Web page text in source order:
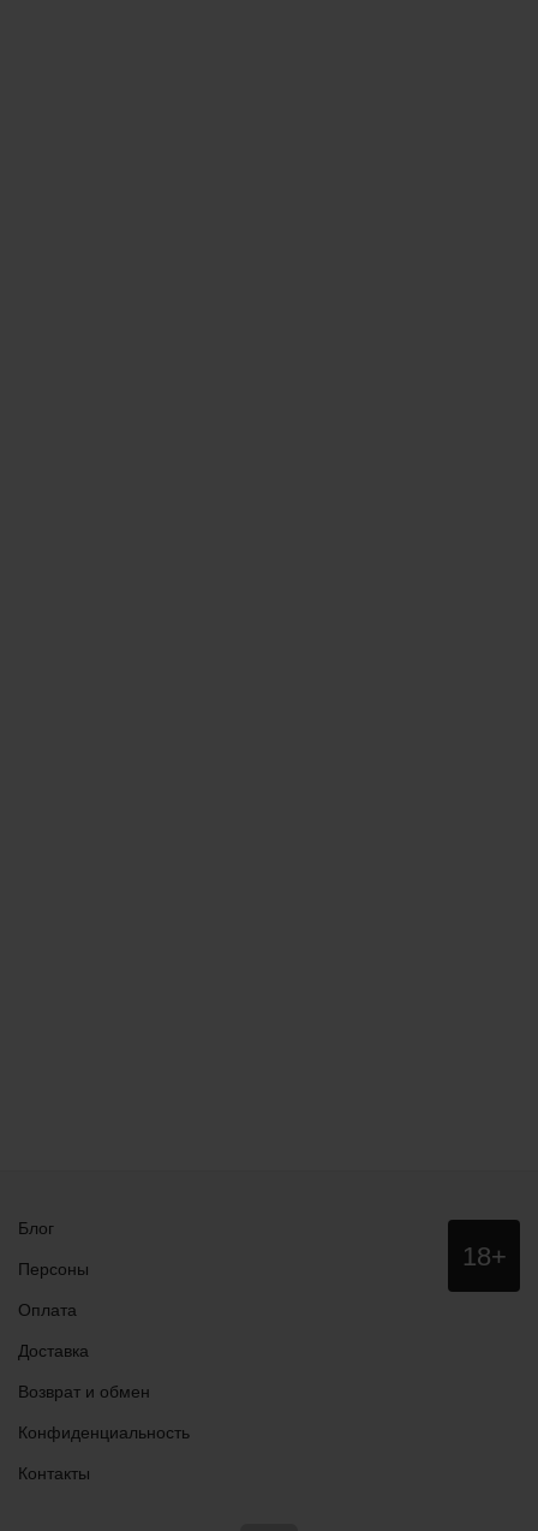
Блог
Персоны
Оплата
Доставка
Возврат и обмен
Конфиденциальность
Контакты
18+
сайт НЕ
для